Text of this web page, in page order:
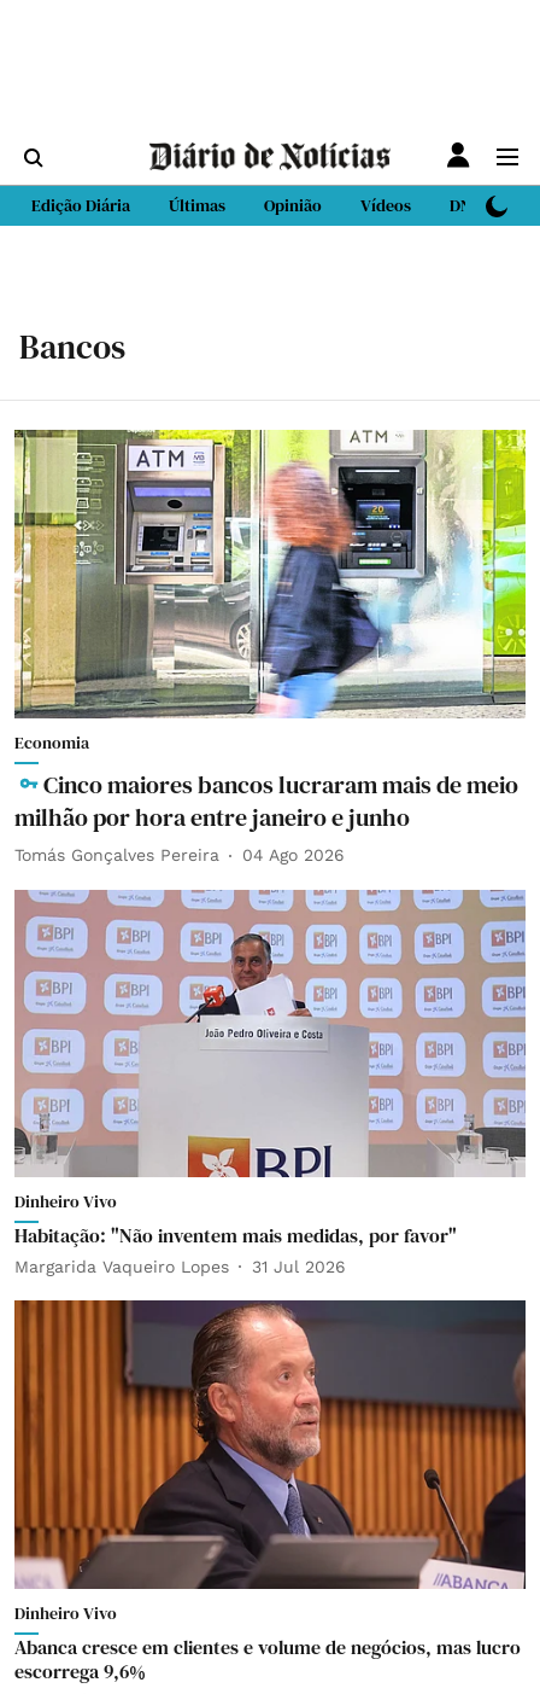
Edição Diária Últimas Opinião Vídeos DN Sport
Bancos
Economia
Cinco maiores bancos lucraram mais de meio
milhão por hora entre janeiro e junho
Tomás Gonçalves Pereira 04 Ago 2026
Dinheiro Vivo
Habitação: "Não inventem mais medidas, por favor"
Margarida Vaqueiro Lopes 31 Jul 2026
Dinheiro Vivo
Abanca cresce em clientes e volume de negócios, mas lucro
escorrega 9,6%